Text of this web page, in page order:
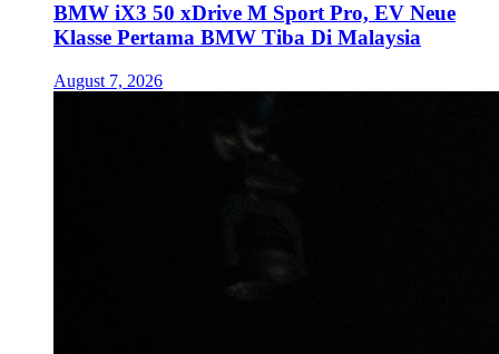
BMW iX3 50 xDrive M Sport Pro, EV Neue
Klasse Pertama BMW Tiba Di Malaysia
August 7, 2026